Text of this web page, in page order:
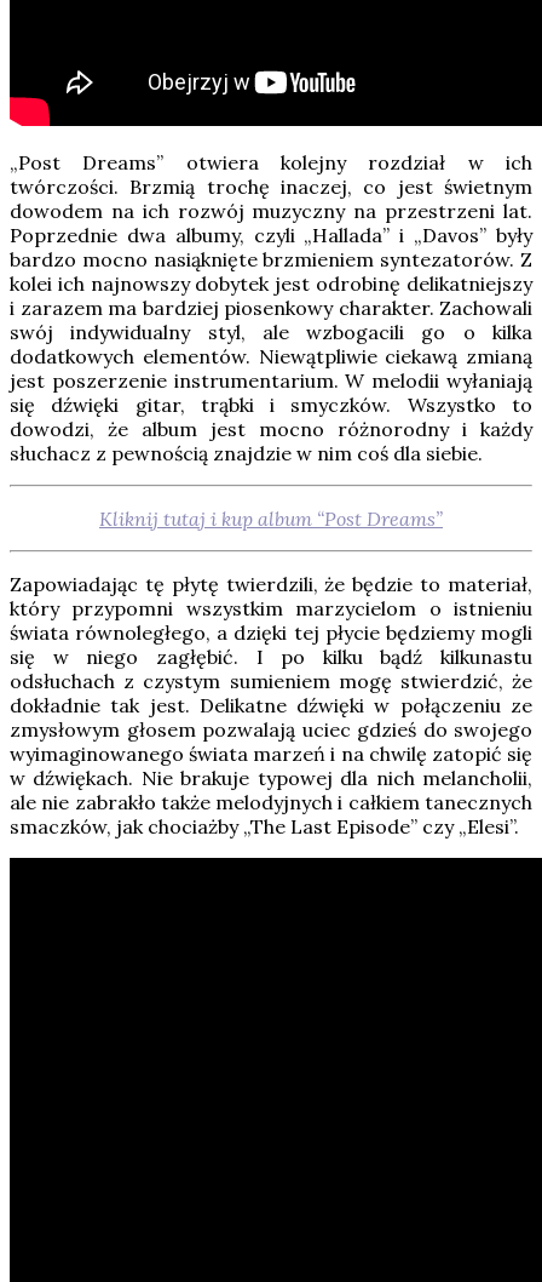
„Post Dreams” otwiera kolejny rozdział w ich
twórczości. Brzmią trochę inaczej, co jest świetnym
dowodem na ich rozwój muzyczny na przestrzeni lat.
Poprzednie dwa albumy, czyli „Hallada” i „Davos” były
bardzo mocno nasiąknięte brzmieniem syntezatorów. Z
kolei ich najnowszy dobytek jest odrobinę delikatniejszy
i zarazem ma bardziej piosenkowy charakter. Zachowali
swój indywidualny styl, ale wzbogacili go o kilka
dodatkowych elementów. Niewątpliwie ciekawą zmianą
jest poszerzenie instrumentarium. W melodii wyłaniają
się dźwięki gitar, trąbki i smyczków. Wszystko to
dowodzi, że album jest mocno różnorodny i każdy
słuchacz z pewnością znajdzie w nim coś dla siebie.
Kliknij tutaj i kup album “Post Dreams”
Zapowiadając tę płytę twierdzili, że będzie to materiał,
który przypomni wszystkim marzycielom o istnieniu
świata równoległego, a dzięki tej płycie będziemy mogli
się w niego zagłębić. I po kilku bądź kilkunastu
odsłuchach z czystym sumieniem mogę stwierdzić, że
dokładnie tak jest. Delikatne dźwięki w połączeniu ze
zmysłowym głosem pozwalają uciec gdzieś do swojego
wyimaginowanego świata marzeń i na chwilę zatopić się
w dźwiękach. Nie brakuje typowej dla nich melancholii,
ale nie zabrakło także melodyjnych i całkiem tanecznych
smaczków, jak chociażby „The Last Episode” czy „Elesi”.